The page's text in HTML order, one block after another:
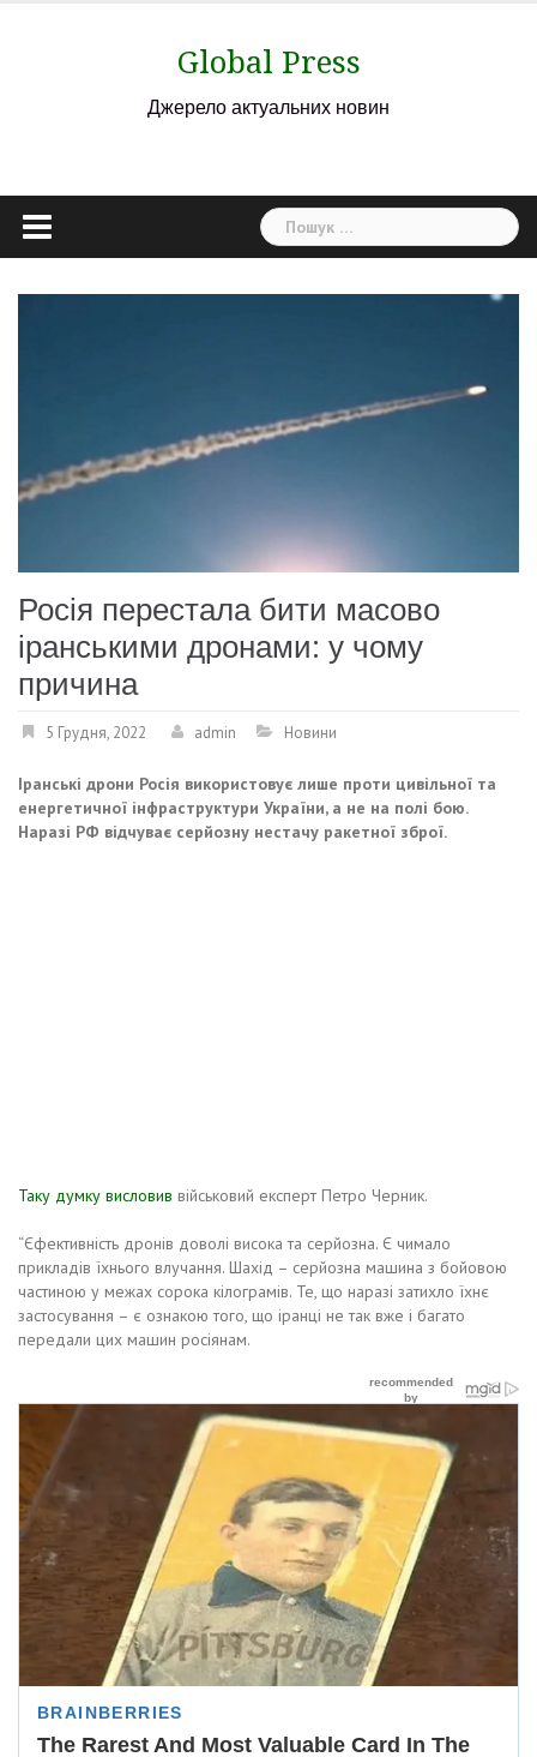
Global Press
Джерело актуальних новин
Пошук:
Росія перестала бити масово
іранськими дронами: у чому
причина
5 Грудня, 2022 admin Новини
Іранські дрони Росія використовує лише проти цивільної та
енергетичної інфраструктури України, а не на полі бою.
Наразі РФ відчуває серйозну нестачу ракетної зброї.
Таку думку висловив військовий експерт Петро Черник.
“Єфективність дронів доволі висока та серйозна. Є чимало
прикладів їхнього влучання. Шахід – серйозна машина з бойовою
частиною у межах сорока кілограмів. Те, що наразі затихло їхнє
застосування – є ознакою того, що іранці не так вже і багато
передали цих машин росіянам.